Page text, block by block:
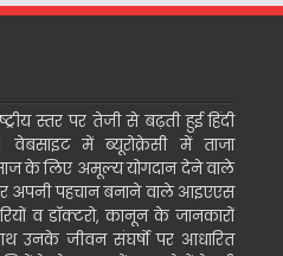
स्तर पर तेजी से बढ़ती हुई हिंदी
वेबसाइट में ब्यूरोक्रेसी में ताजा
के लिए अमूल्य योगदान देने वाले
अपनी पहचान बनाने वाले आइएएस
व डॉक्टरो, कानून के जानकारों
उनके जीवन संघर्षो पर आधारित